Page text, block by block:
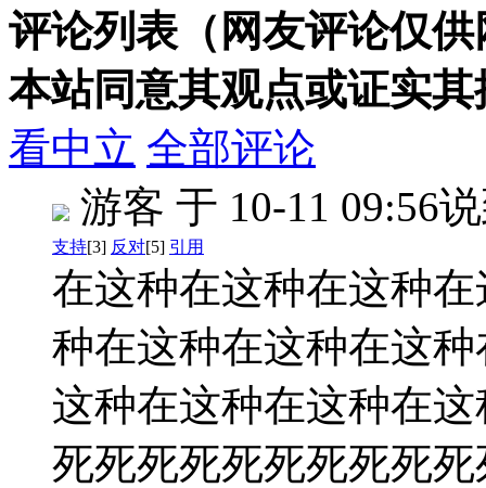
评论列表（网友评论仅
本站同意其观点或证实其
看中立 全部评论
游客 于 10-11 09:56
支持[3] 反对[5] 引用
在这种在这种在这种
种在这种在这种在这
这种在这种在这种在
死死死死死死死死死